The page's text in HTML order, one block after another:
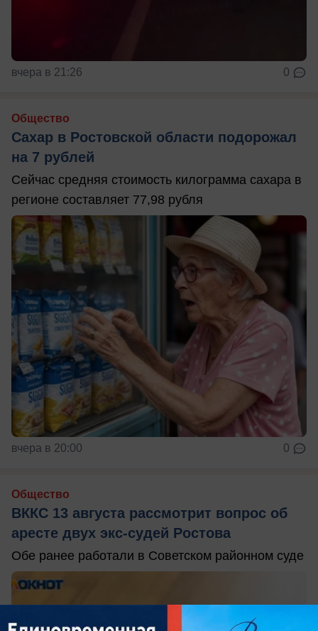
вчера в 21:26 0
Общество
Сахар в Ростовской области подорожал
на 7 рублей
Сейчас средняя стоимость килограмма сахара в
регионе составляет 77,98 рубля
вчера в 20:00 0
Общество
ВККС 13 августа рассмотрит вопрос об
аресте двух экс-судей Ростова
Обе ранее работали в Советском районном суде